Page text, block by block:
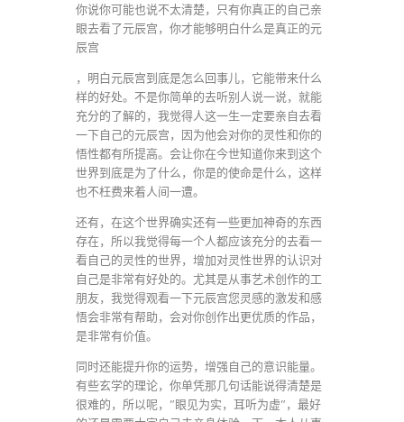
你说你可能也说不太清楚，只有你真正的自己亲
眼去看了元辰宫，你才能够明白什么是真正的元
辰宫
，明白元辰宫到底是怎么回事儿，它能带来什么
样的好处。不是你简单的去听别人说一说，就能
充分的了解的，我觉得人这一生一定要亲自去看
一下自己的元辰宫，因为他会对你的灵性和你的
悟性都有所提高。会让你在今世知道你来到这个
世界到底是为了什么，你是的使命是什么，这样
也不枉费来着人间一遭。
还有，在这个世界确实还有一些更加神奇的东西
存在，所以我觉得每一个人都应该充分的去看一
看自己的灵性的世界，增加对灵性世界的认识对
自己是非常有好处的。尤其是从事艺术创作的工
朋友，我觉得观看一下元辰宫您灵感的激发和感
悟会非常有帮助，会对你创作出更优质的作品，
是非常有价值。
同时还能提升你的运势，增强自己的意识能量。
有些玄学的理论，你单凭那几句话能说得清楚是
很难的，所以呢，”眼见为实，耳听为虚”，最好